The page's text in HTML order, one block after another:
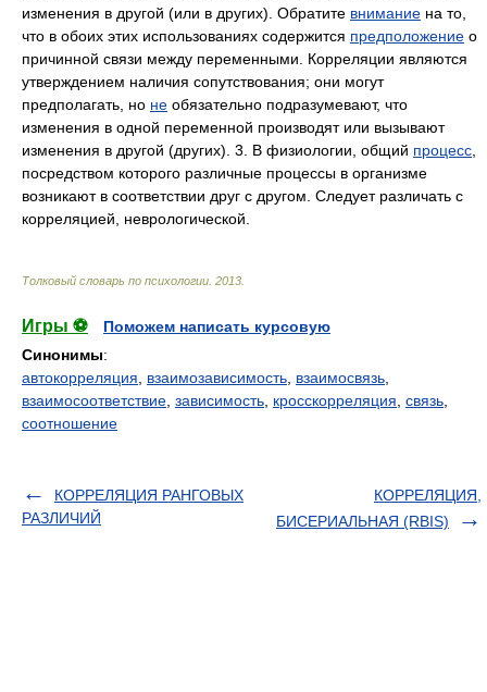
изменения в другой (или в других). Обратите внимание на то,
что в обоих этих использованиях содержится предположение о
причинной связи между переменными. Корреляции являются
утверждением наличия сопутствования; они могут
предполагать, но не обязательно подразумевают, что
изменения в одной переменной производят или вызывают
изменения в другой (других). 3. В физиологии, общий процесс
посредством которого различные процессы в организме
возникают в соответствии друг с другом. Следует различать с
корреляцией, неврологической.
Толковый словарь по психологии 2013
Игры ⚽
Поможем написать курсовую
Синонимы:
автокорреляция
взаимозависимость взаимосвязь
взаимосоответствие зависимость кросскорреляция связь
соотношение
КОРРЕЛЯЦИЯ РАНГОВЫХ
РАЗЛИЧИЙ
КОРРЕЛЯЦИЯ,
БИСЕРИАЛЬНАЯ (RBIS)